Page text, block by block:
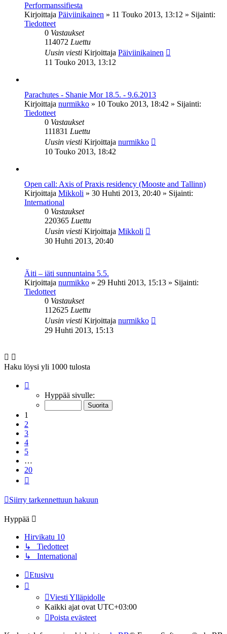
Performanssifiesta
Kirjoittaja Päiviinikainen » 11 Touko 2013, 13:12 » Sijainti:
Tiedotteet
0 Vastaukset
114072 Luettu
Uusin viesti Kirjoittaja Päiviinikainen
11 Touko 2013, 13:12
Parachutes - Shanie Mor 18.5. - 9.6.2013
Kirjoittaja nurmikko » 10 Touko 2013, 18:42 » Sijainti:
Tiedotteet
0 Vastaukset
111831 Luettu
Uusin viesti Kirjoittaja nurmikko
10 Touko 2013, 18:42
Open call: Axis of Praxis residency (Mooste and Tallinn)
Kirjoittaja Mikkoli » 30 Huhti 2013, 20:40 » Sijainti:
International
0 Vastaukset
220365 Luettu
Uusin viesti Kirjoittaja Mikkoli
30 Huhti 2013, 20:40
Äiti – iäti sunnuntaina 5.5.
Kirjoittaja nurmikko » 29 Huhti 2013, 15:13 » Sijainti:
Tiedotteet
0 Vastaukset
112625 Luettu
Uusin viesti Kirjoittaja nurmikko
29 Huhti 2013, 15:13
Haku löysi yli 1000 tulosta
20 Hyppää sivulle:
1
2
3
4
5
…
20
Siirry tarkennettuun hakuun
Hyppää
Hirvikatu 10
↳ Tiedotteet
↳ International
Etusivu
Viesti Ylläpidolle
Kaikki ajat ovat UTC+03:00
Poista evästeet